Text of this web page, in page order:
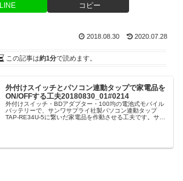
LINE コピー
2018.08.30 2020.07.28
この記事は約1分で読めます。
外付けスイッチとパソコン連動タップで家電品を
ON/OFFする工夫20180830_01#0214
外付けスイッチ・BDアダプター・100均の電池式モバイル
バッテリーで、サンワサプライ社製パソコン連動タップ
TAP-RE34U-5に繋いだ家電品を作動させる工夫です。サン